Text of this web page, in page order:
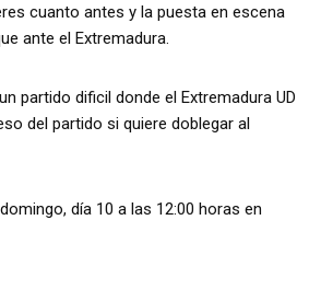
cuanto antes y la puesta en escena
ante el Extremadura.
partido dificil donde el Extremadura UD
del partido si quiere doblegar al
día 10 a las 12:00 horas en